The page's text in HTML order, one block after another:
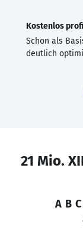
Kostenlos
Schon als
deutlich
21 Mio.
A B C